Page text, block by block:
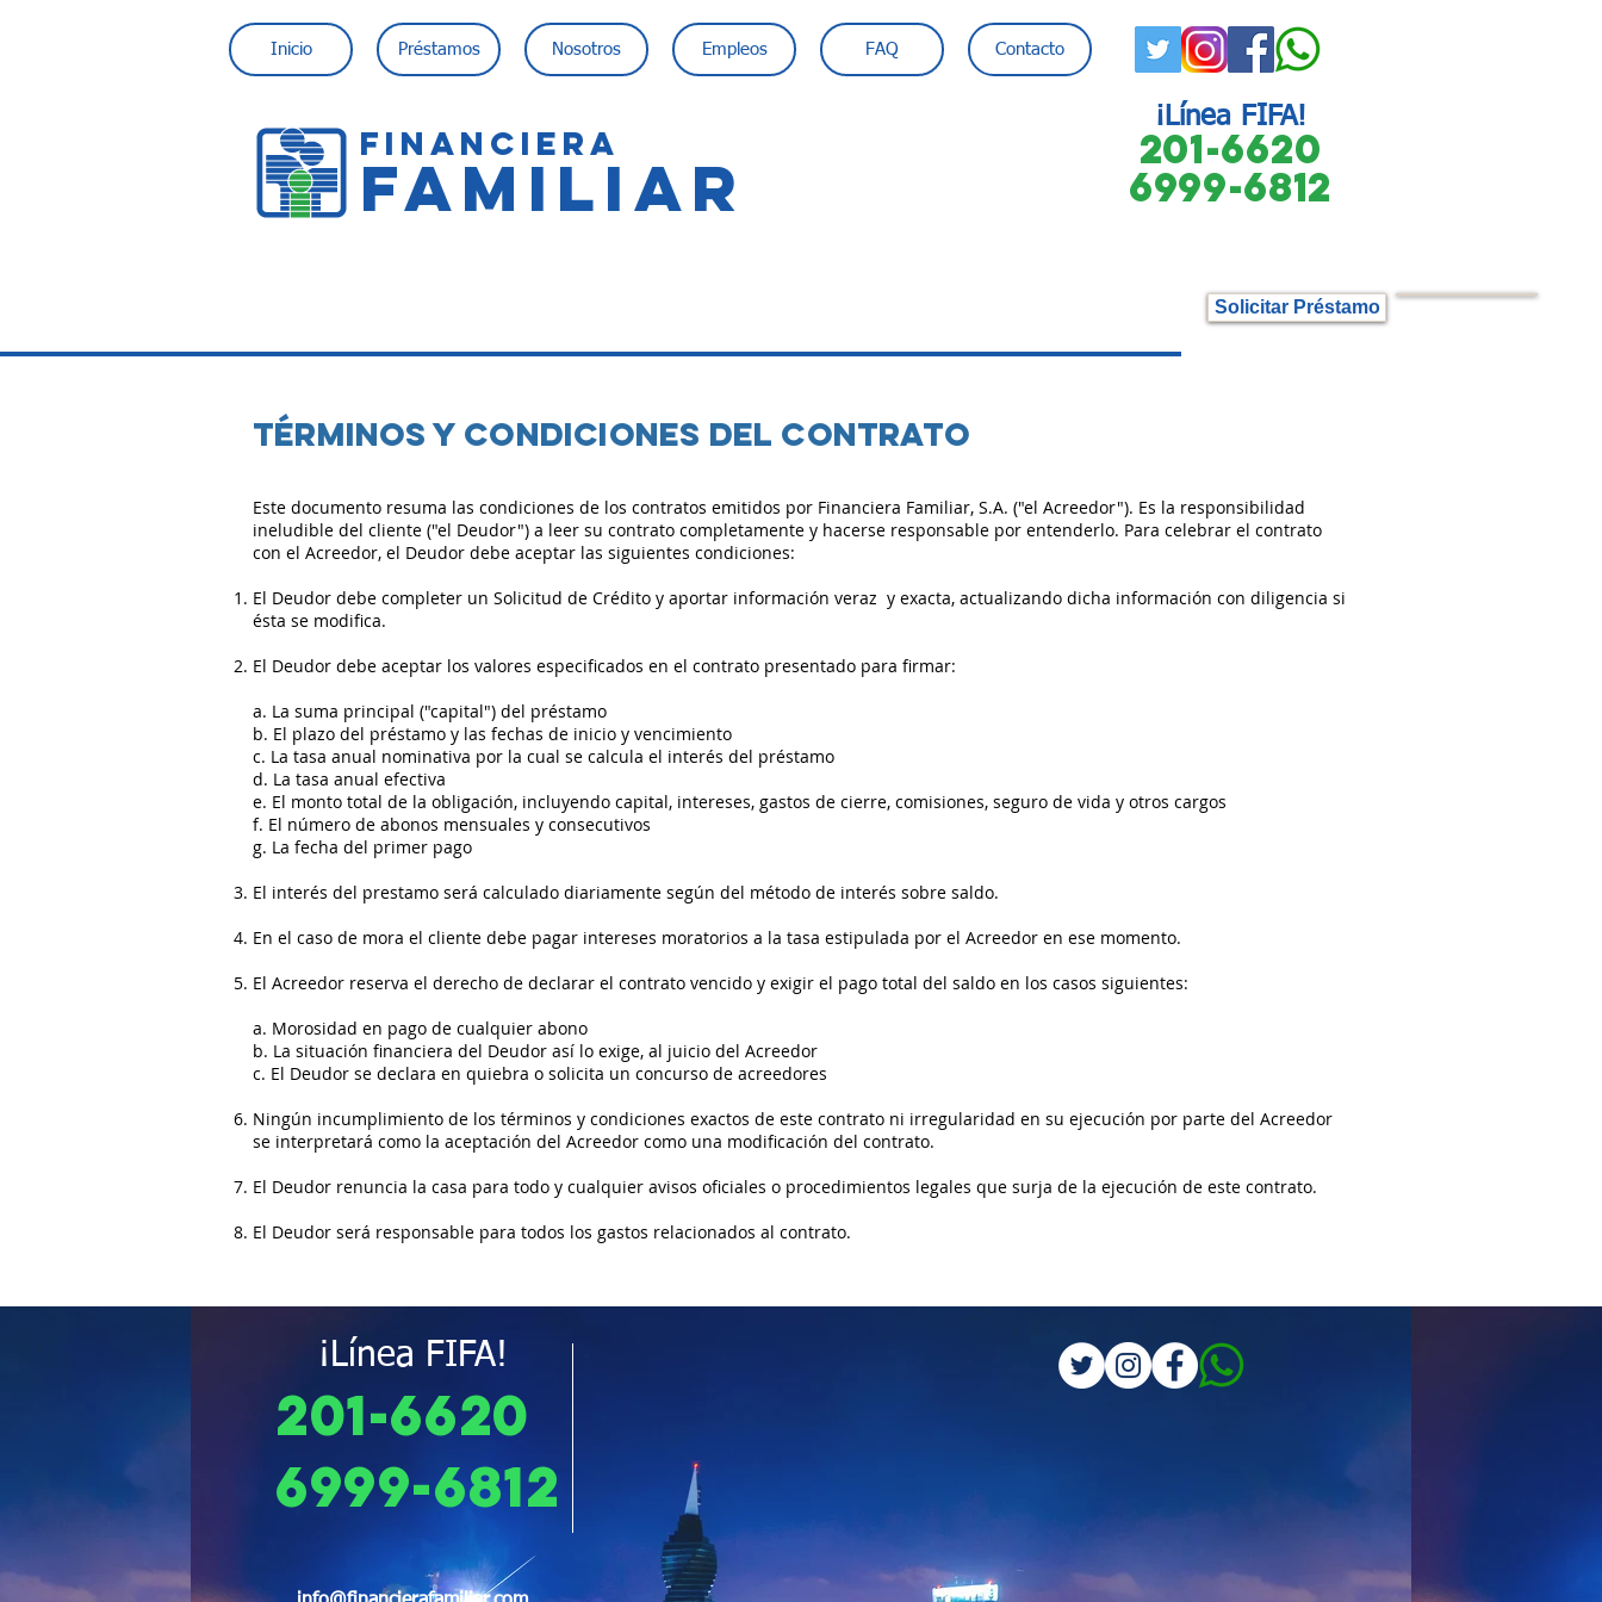
Inicio Préstamos Nosotros Empleos FAQ Contacto
FINANCIERA
FAMILIAR
¡Línea FIFA!
201-6620
6999-6812
Solicitar Préstamo
Términos y Condiciones del contrato
Este documento resuma las condiciones de los contratos emitidos por Financiera Familiar, S.A. ("el Acreedor"). Es la responsibilidad
ineludible del cliente ("el Deudor") a leer su contrato completamente y hacerse responsable por entenderlo. Para celebrar el contrato
con el Acreedor, el Deudor debe aceptar las siguientes condiciones:
El Deudor debe completer un Solicitud de Crédito y aportar información veraz y exacta, actualizando dicha información con diligencia si
ésta se modifica.
El Deudor debe aceptar los valores especificados en el contrato presentado para firmar:
a. La suma principal ("capital") del préstamo
b. El plazo del préstamo y las fechas de inicio y vencimiento
c. La tasa anual nominativa por la cual se calcula el interés del préstamo
d. La tasa anual efectiva
e. El monto total de la obligación, incluyendo capital, intereses, gastos de cierre, comisiones, seguro de vida y otros cargos
f. El número de abonos mensuales y consecutivos
g. La fecha del primer pago
El interés del prestamo será calculado diariamente según del método de interés sobre saldo.
En el caso de mora el cliente debe pagar intereses moratorios a la tasa estipulada por el Acreedor en ese momento.
El Acreedor reserva el derecho de declarar el contrato vencido y exigir el pago total del saldo en los casos siguientes:
a. Morosidad en pago de cualquier abono
b. La situación financiera del Deudor así lo exige, al juicio del Acreedor
c. El Deudor se declara en quiebra o solicita un concurso de acreedores
Ningún incumplimiento de los términos y condiciones exactos de este contrato ni irregularidad en su ejecución por parte del Acreedor
se interpretará como la aceptación del Acreedor como una modificación del contrato.
El Deudor renuncia la casa para todo y cualquier avisos oficiales o procedimientos legales que surja de la ejecución de este contrato.
El Deudor será responsable para todos los gastos relacionados al contrato.
¡Línea FIFA!
201-6620
6999-6812